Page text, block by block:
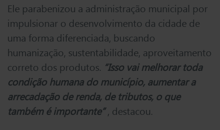
Ele parabenizou a administração municipal por
impulsionar o desenvolvimento da cidade de
uma forma diferenciada, buscando
humanização, sustentabilidade, aproveitamento
correto dos produtos. “Isso vai melhorar toda
condição humana do município, aumentar a
arrecadação de renda, de tributos, o que
também é importante”, destacou.